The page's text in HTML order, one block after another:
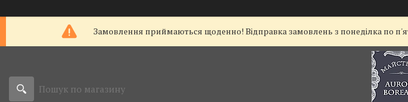
Замовлення приймаються щоденно! Відправка замовлень з понеділка по